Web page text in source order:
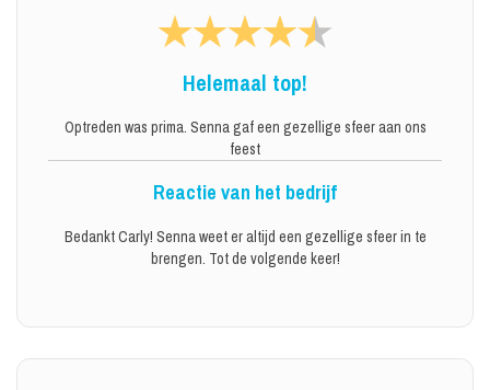
Helemaal top!
Optreden was prima. Senna gaf een gezellige sfeer aan ons
feest
Reactie van het bedrijf
Bedankt Carly! Senna weet er altijd een gezellige sfeer in te
brengen. Tot de volgende keer!